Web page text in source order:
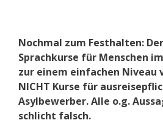
Nochmal zum Festhalten:
Sprachkurse für Menschen
zur einem einfachen Niveau
NICHT Kurse für
Asylbewerber. Alle o.g.
schlicht falsch.